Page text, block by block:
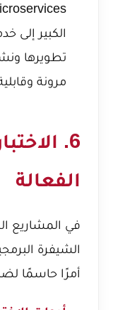
الكبير إلى
تطويرها
مرونة
6.
الفعالة
في المشاريع
الشيفرة
أمرًا حاسمًا